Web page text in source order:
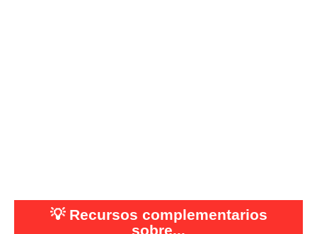
💡 Recursos complementarios
sobre...